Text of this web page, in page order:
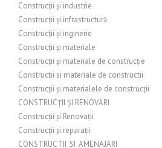
Construcții și industrie
Construcții și infrastructură
Construcții și inginerie
Construcții și materiale
Construcții și materiale de construcție
Constructii si materiale de constructii
Construcții și materialele de construcții
CONSTRUCȚII ȘI RENOVĂRI
Construcții și Renovații
Construcții și reparații
CONSTRUCTII_SI_AMENAJARI